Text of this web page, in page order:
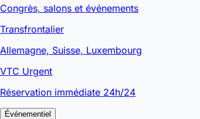
Congrès, salons et événements
Transfrontalier
Allemagne, Suisse, Luxembourg
VTC Urgent
Réservation immédiate 24h/24
Événementiel